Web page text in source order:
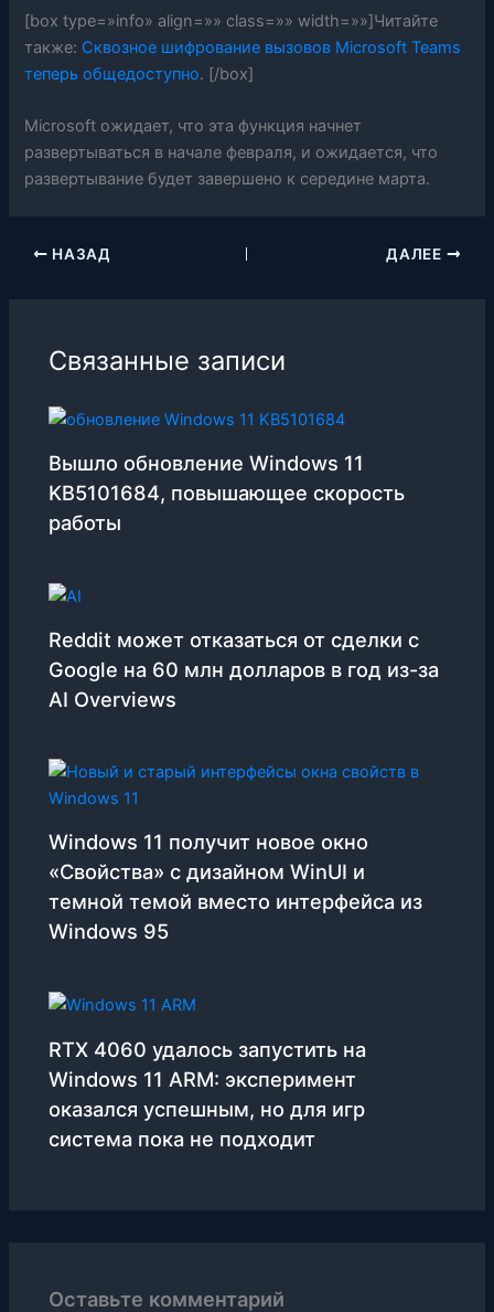
[box type=»info» align=»» class=»» width=»»]Читайте
также: Сквозное шифрование вызовов Microsoft Teams
теперь общедоступно. [/box]
Microsoft ожидает, что эта функция начнет
развертываться в начале февраля, и ожидается, что
развертывание будет завершено к середине марта.
НАЗАД ДАЛЕЕ
Связанные записи
Вышло обновление Windows 11
KB5101684, повышающее скорость
работы
Reddit может отказаться от сделки с
Google на 60 млн долларов в год из-за
AI Overviews
Windows 11 получит новое окно
«Свойства» с дизайном WinUI и
темной темой вместо интерфейса из
Windows 95
RTX 4060 удалось запустить на
Windows 11 ARM: эксперимент
оказался успешным, но для игр
система пока не подходит
Оставьте комментарий